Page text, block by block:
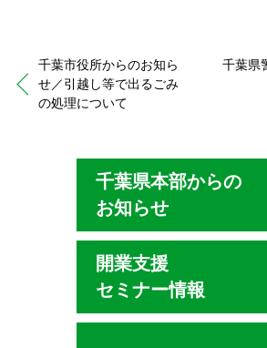
千葉市役所からのお知ら
せ／引越し等で出るごみ
の処理について
千葉県
千葉県本部からの
お知らせ
開業支援
セミナー情報